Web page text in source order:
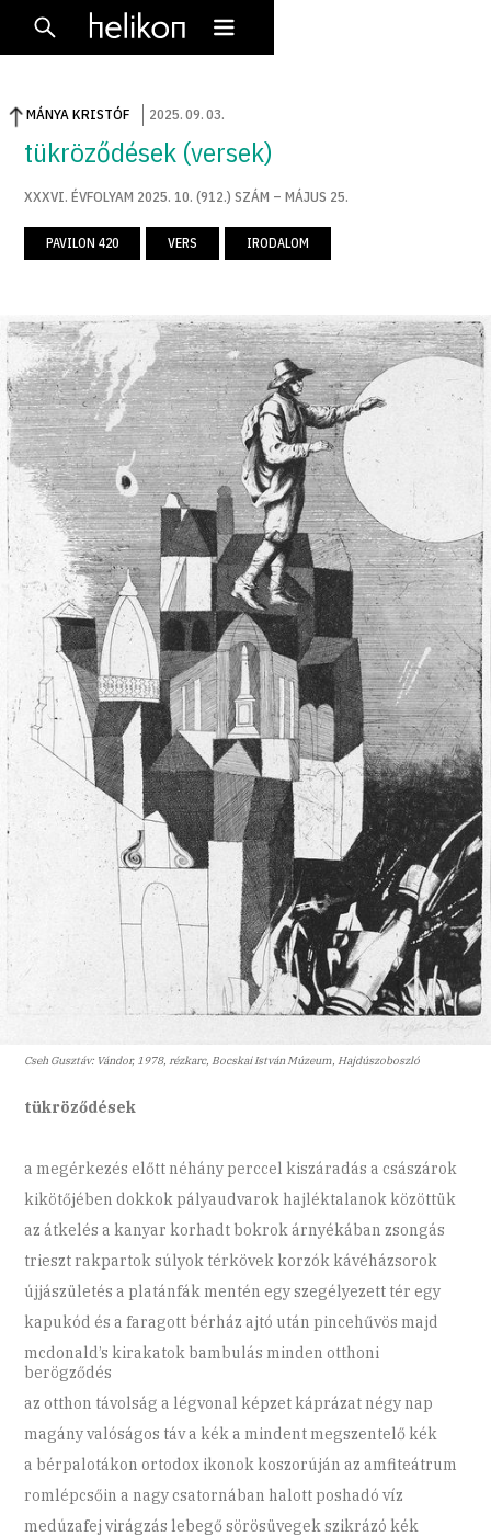
MÁNYA KRISTÓF 2025.09.03.
tükröződések (versek)
XXXVI. ÉVFOLYAM 2025. 10. (912.) SZÁM – MÁJUS 25.
PAVILON 420 VERS IRODALOM
Cseh Gusztáv: Vándor, 1978, rézkarc, Bocskai István Múzeum, Hajdúszoboszló
tükröződések
a megérkezés előtt néhány perccel kiszáradás a császárok
kikötőjében dokkok pályaudvarok hajléktalanok közöttük
az átkelés a kanyar korhadt bokrok árnyékában zsongás
trieszt rakpartok súlyok térkövek korzók kávéházsorok
újjászületés a platánfák mentén egy szegélyezett tér egy
kapukód és a faragott bérház ajtó után pincehűvös majd
mcdonald’s kirakatok bambulás minden otthoni
berögződés
az otthon távolság a légvonal képzet káprázat négy nap
magány valóságos táv a kék a mindent megszentelő kék
a bérpalotákon ortodox ikonok koszorúján az amfiteátrum
romlépcsőin a nagy csatornában halott poshadó víz
medúzafej virágzás lebegő sörösüvegek szikrázó kék